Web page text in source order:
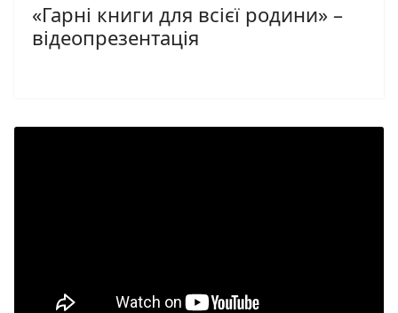
«Гарні книги для всієї родини» –
відеопрезентація